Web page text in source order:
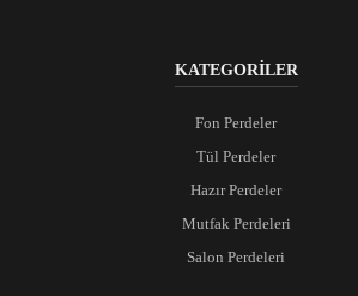
KATEGORİLER
Fon Perdeler
Tül Perdeler
Hazır Perdeler
Mutfak Perdeleri
Salon Perdeleri